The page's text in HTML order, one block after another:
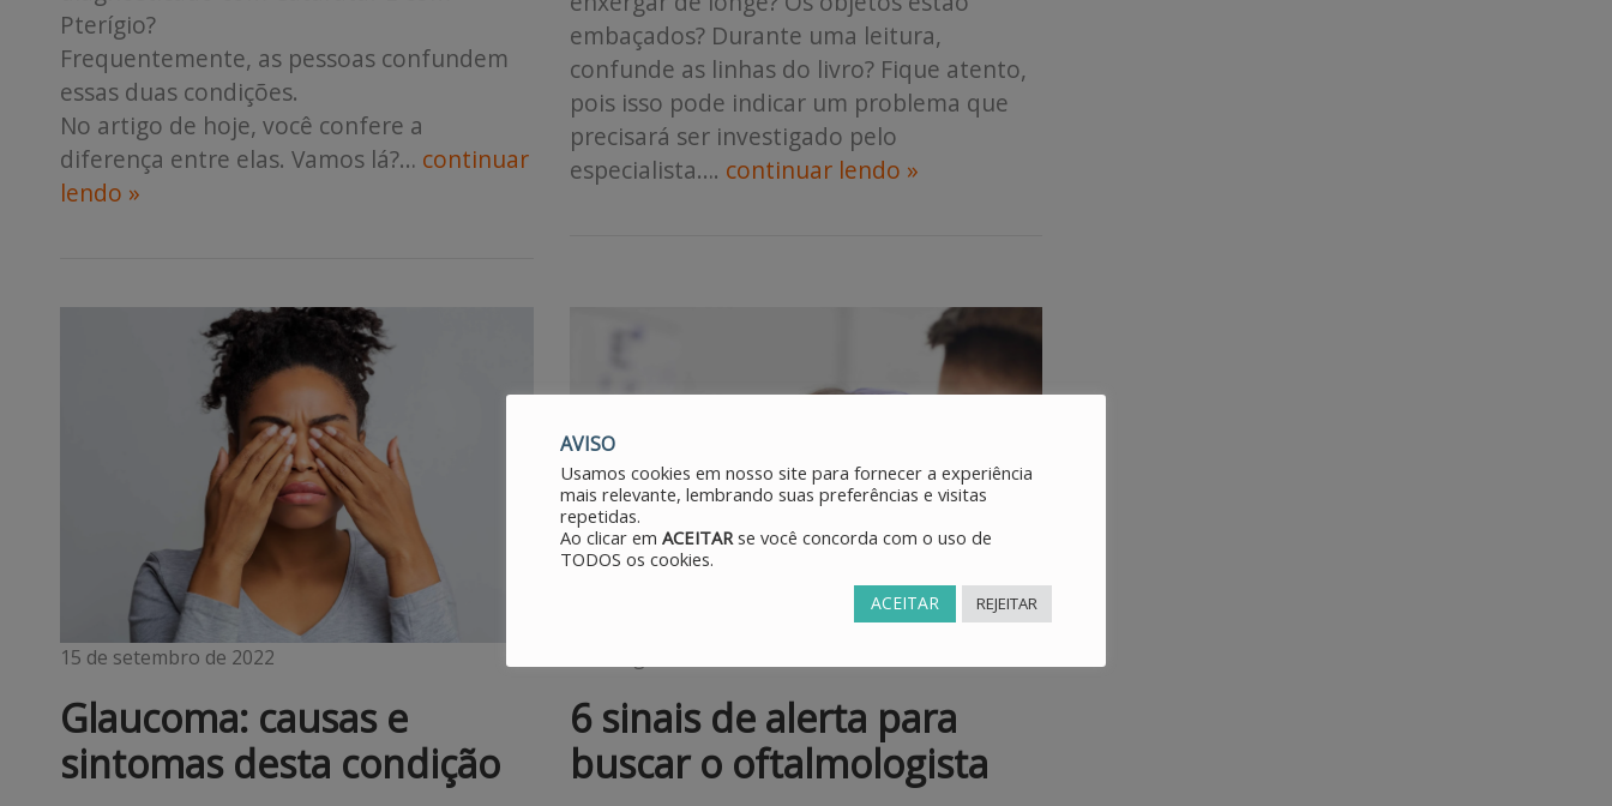
Pterígio?
Frequentemente, as pessoas confundem
essas duas condições.
No artigo de hoje, você confere a
diferença entre elas. Vamos lá?… continuar
lendo »
embaçados? Durante uma leitura,
confunde as linhas do livro? Fique atento,
pois isso pode indicar um problema que
precisará ser investigado pelo
especialista…. continuar lendo »
15 de setembro de 2022
Glaucoma: causas e
sintomas desta condição
6 sinais de alerta para
buscar o oftalmologista
AVISO
Usamos cookies em nosso site para fornecer a experiência
mais relevante, lembrando suas preferências e visitas
repetidas.
Ao clicar em ACEITAR se você concorda com o uso de
TODOS os cookies.
ACEITAR REJEITAR